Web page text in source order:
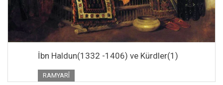
İbn Haldun(1332 -1406) ve Kürdler(1)
RAMYARÎ